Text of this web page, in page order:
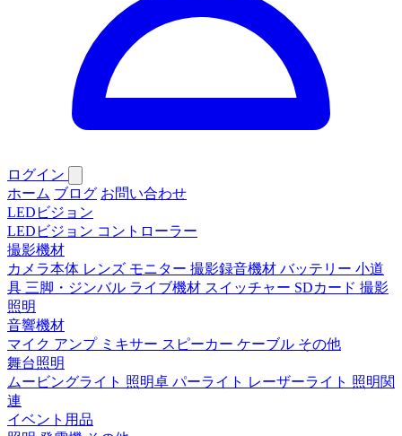
ログイン
ホーム ブログ お問い合わせ
LEDビジョン
LEDビジョン コントローラー
撮影機材
カメラ本体 レンズ モニター 撮影録音機材 バッテリー 小道
具 三脚・ジンバル ライブ機材 スイッチャー SDカード 撮影
照明
音響機材
マイク アンプ ミキサー スピーカー ケーブル その他
舞台照明
ムービングライト 照明卓 パーライト レーザーライト 照明関
連
イベント用品